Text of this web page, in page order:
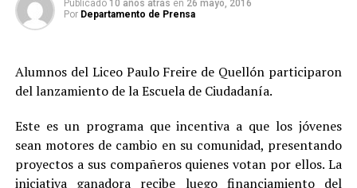
Publicado 10 años atrás en 26 mayo, 2016
Por Departamento de Prensa
Alumnos del Liceo Paulo Freire de Quellón participaron
del lanzamiento de la Escuela de Ciudadanía.
Este es un programa que incentiva a que los jóvenes
sean motores de cambio en su comunidad, presentando
proyectos a sus compañeros quienes votan por ellos. La
iniciativa ganadora recibe luego financiamiento del